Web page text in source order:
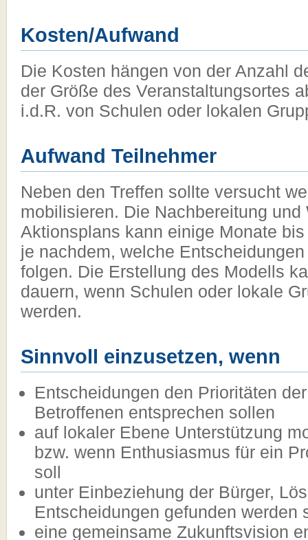
Kosten/Aufwand
Die Kosten hängen von der Anzahl
der Größe des Veranstaltungsortes
i.d.R. von Schulen oder lokalen
Aufwand Teilnehmer
Neben den Treffen sollte versucht
mobilisieren. Die Nachbereitung
Aktionsplans kann einige Monate
je nachdem, welche
folgen. Die Erstellung des Modells
dauern, wenn Schulen oder lokale
werden.
Sinnvoll einzusetzen, wenn
Entscheidungen den Prioritäten
Betroffenen entsprechen sollen
auf lokaler Ebene Unterstützung
bzw. wenn Enthusiasmus für ein
soll
unter Einbeziehung der Bürger,
Entscheidungen gefunden werden
eine gemeinsame Zukunftsvision